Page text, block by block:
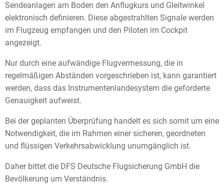
Sendeanlagen am Boden den Anflugkurs und Gleitwinkel
elektronisch definieren. Diese abgestrahlten Signale werden
im Flugzeug empfangen und den Piloten im Cockpit
angezeigt.
Nur durch eine aufwändige Flugvermessung, die in
regelmäßigen Abständen vorgeschrieben ist, kann garantiert
werden, dass das Instrumentenlandesystem die geforderte
Genauigkeit aufweist.
Bei der geplanten Überprüfung handelt es sich somit um eine
Notwendigkeit, die im Rahmen einer sicheren, geordneten
und flüssigen Verkehrsabwicklung unumgänglich ist.
Daher bittet die DFS Deutsche Flugsicherung GmbH die
Bevölkerung um Verständnis.